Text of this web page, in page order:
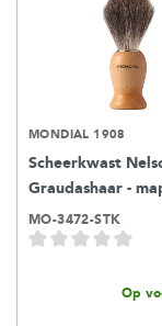
MONDIAL 1908
Scheerkwast
Graudashaar -
MO-3472-STK
Op